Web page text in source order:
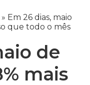
» Em 26 dias, maio
que todo o mês
de
mais